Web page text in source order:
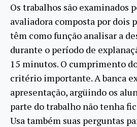
Os trabalhos são examinados
avaliadora composta por dois
têm como função analisar a
durante o período de
15 minutos. O cumprimento
critério importante. A banca
apresentação, argüindo os
parte do trabalho não tenha
Usa também suas perguntas